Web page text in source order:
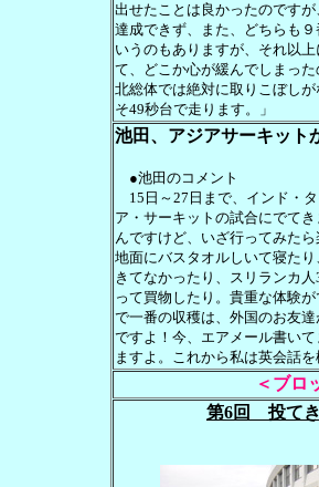
出せたことは良かったのです
達成できず、また、どちらも
いうのもありますが、それ以
て、どこか心が緩んでしまっ
北総体では絶対に取りこぼし
そ49秒台で走ります。」
池田、アジアサーキッ
●池田のコメント
15日～27日まで、インド・
ア・サーキットの試合にでて
んですけど、いざ行ってみた
地面にバスタオルしいて寝た
きてなかったり、スリランカ
って買物したり。貴重な体験
で一番の収穫は、外国のお友
ですよ！今、エアメール書い
ますよ。これから私は英会話を
＜ブロ
第6回 投て